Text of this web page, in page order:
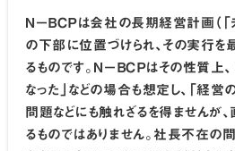
Ｎ－ＢＣＰは会社の長期経営計画（
の下部に位置づけられ、その実行
るものです。Ｎ－ＢＣＰはその性質上
なった」などの場合も想定し、「経営
問題などにも触れざるを得ませんが
るものではありません。社長不在の